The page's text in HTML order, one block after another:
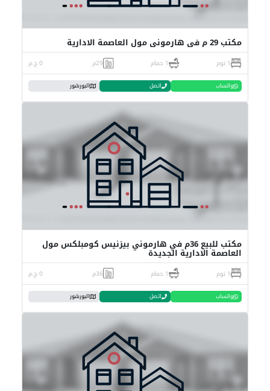
مكتب 29 م في هارموني مول العاصمة الادارية
1 نوم 1 حمام 29م 0 ج.م
واتساب اتصل البورشور
مكتب للبيع 36م في هارموني بيزنيس كومبلكس مول
العاصمة الادارية الجديدة
1 نوم 1 حمام 36م 0 ج.م
واتساب اتصل البورشور